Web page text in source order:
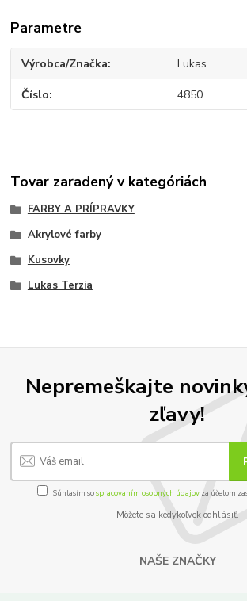
Parametre
Výrobca/Značka Lukas
Číslo 4850
Tovar zaradený v kategóriách
FARBY A PRÍPRAVKY
Akrylové farby
Kusovky
Lukas Terzia
Nepremeškajte
zľavy!
Súhlasím sospracovaním osobných údajov za účelom
Môžete sa kedykoľvek odhlásiť.
NAŠE ZNAČKY